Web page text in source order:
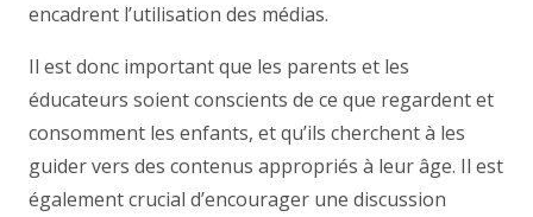
encadrent l’utilisation des médias.
Il est donc important que les parents et les
éducateurs soient conscients de ce que regardent et
consomment les enfants, et qu’ils cherchent à les
guider vers des contenus appropriés à leur âge. Il est
également crucial d’encourager une discussion